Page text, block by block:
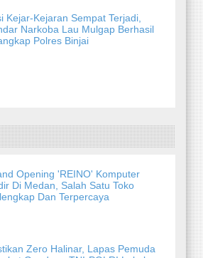
Kejar-Kejaran Sempat Terjadi,
Narkoba Lau Mulgap Berhasil
Polres Binjai
Opening 'REINO' Komputer
Di Medan, Salah Satu Toko
Dan Terpercaya
Zero Halinar, Lapas Pemuda